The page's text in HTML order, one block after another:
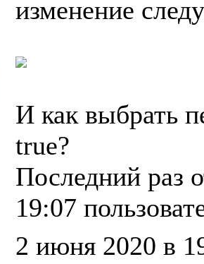
изменение
И как выбрать
true?
Последний раз
19:07
2 июня 2020 в